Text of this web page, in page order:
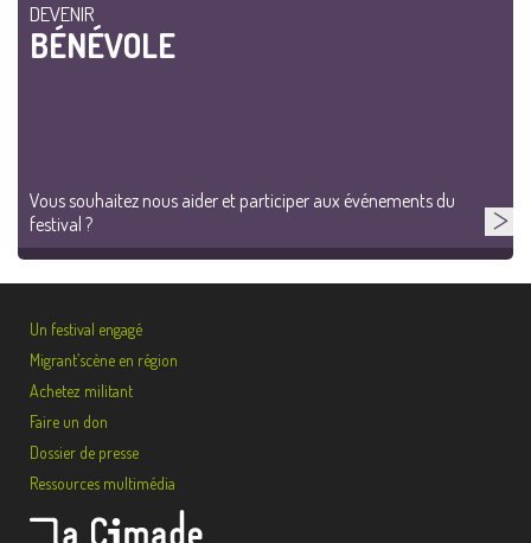
DEVENIR
BÉNÉVOLE
Vous souhaitez nous aider et participer aux événements du
festival ?
Un festival engagé
Migrant’scène en région
Achetez militant
Faire un don
Dossier de presse
Ressources multimédia